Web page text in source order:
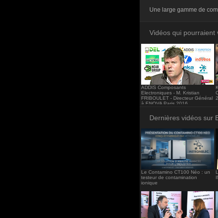
Une large gamme de
Vidéos qui pourraient
ADDIS Composants
Electroniques - M. Kristian
FRIBOULET - Directeur Général
à ENOVA Paris 2016
Dernières vidéos sur
Le Contamino CT100 Néo : un
testeur de contamination
ionique